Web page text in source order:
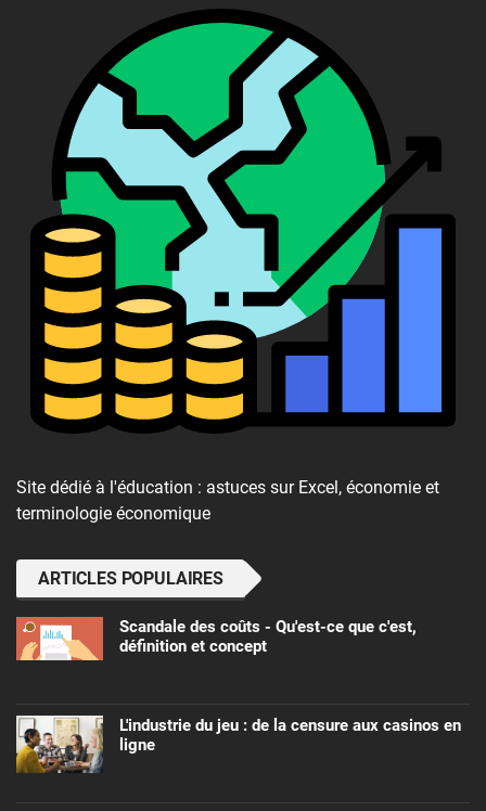
Site dédié à l'éducation : astuces sur Excel, économie et
terminologie économique
ARTICLES POPULAIRES
Scandale des coûts - Qu'est-ce que c'est,
définition et concept
L'industrie du jeu : de la censure aux casinos en
ligne